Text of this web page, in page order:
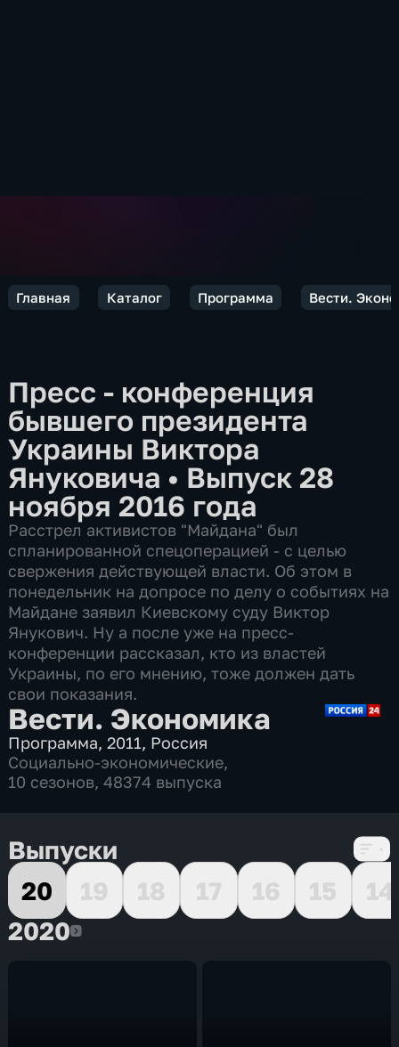
Главная Каталог Программа Вести.
Пресс - конференция
бывшего президента
Украины Виктора
Януковича • Выпуск 28
ноября 2016 года
Расстрел активистов "Майдана" был
спланированной спецоперацией - с целью
свержения действующей власти. Об этом в
понедельник на допросе по делу о событиях на
Майдане заявил Киевскому суду Виктор
Янукович. Ну а после уже на пресс-
конференции рассказал, кто из властей
Украины, по его мнению, тоже должен дать
свои показания.
Вести. Экономика
Программа,2011, Россия
Социально-экономические,
10 сезонов, 48374 выпуска
Выпуски
20
19 18 17 16 15
14
20202020